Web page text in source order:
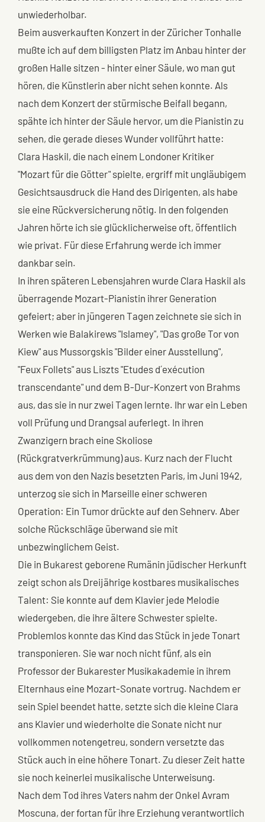
unwiederholbar.
Beim ausverkauften Konzert in der Züricher Tonhalle
mußte ich auf dem billigsten Platz im Anbau hinter der
großen Halle sitzen - hinter einer Säule, wo man gut
hören, die Künstlerin aber nicht sehen konnte. Als
nach dem Konzert der stürmische Beifall begann,
spähte ich hinter der Säule hervor, um die Pianistin zu
sehen, die gerade dieses Wunder vollführt hatte:
Clara Haskil, die nach einem Londoner Kritiker
"Mozart für die Götter" spielte, ergriff mit ungläubigem
Gesichtsausdruck die Hand des Dirigenten, als habe
sie eine Rückversicherung nötig. In den folgenden
Jahren hörte ich sie glücklicherweise oft, öffentlich
wie privat. Für diese Erfahrung werde ich immer
dankbar sein.
In ihren späteren Lebensjahren wurde Clara Haskil als
überragende Mozart-Pianistin ihrer Generation
gefeiert; aber in jüngeren Tagen zeichnete sie sich in
Werken wie Balakirews "Islamey", "Das große Tor von
Kiew" aus Mussorgskis "Bilder einer Ausstellung",
"Feux Follets" aus Liszts "Etudes d´exécution
transcendante" und dem B-Dur-Konzert von Brahms
aus, das sie in nur zwei Tagen lernte. Ihr war ein Leben
voll Prüfung und Drangsal auferlegt. In ihren
Zwanzigern brach eine Skoliose
(Rückgratverkrümmung) aus. Kurz nach der Flucht
aus dem von den Nazis besetzten Paris, im Juni 1942,
unterzog sie sich in Marseille einer schweren
Operation: Ein Tumor drückte auf den Sehnerv. Aber
solche Rückschläge überwand sie mit
unbezwinglichem Geist.
Die in Bukarest geborene Rumänin jüdischer Herkunft
zeigt schon als Dreijährige kostbares musikalisches
Talent: Sie konnte auf dem Klavier jede Melodie
wiedergeben, die ihre ältere Schwester spielte.
Problemlos konnte das Kind das Stück in jede Tonart
transponieren. Sie war noch nicht fünf, als ein
Professor der Bukarester Musikakademie in ihrem
Elternhaus eine Mozart-Sonate vortrug. Nachdem er
sein Spiel beendet hatte, setzte sich die kleine Clara
ans Klavier und wiederholte die Sonate nicht nur
vollkommen notengetreu, sondern versetzte das
Stück auch in eine höhere Tonart. Zu dieser Zeit hatte
sie noch keinerlei musikalische Unterweisung.
Nach dem Tod ihres Vaters nahm der Onkel Avram
Moscuna, der fortan für ihre Erziehung verantwortlich